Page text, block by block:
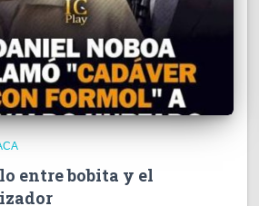
entre bobita y el